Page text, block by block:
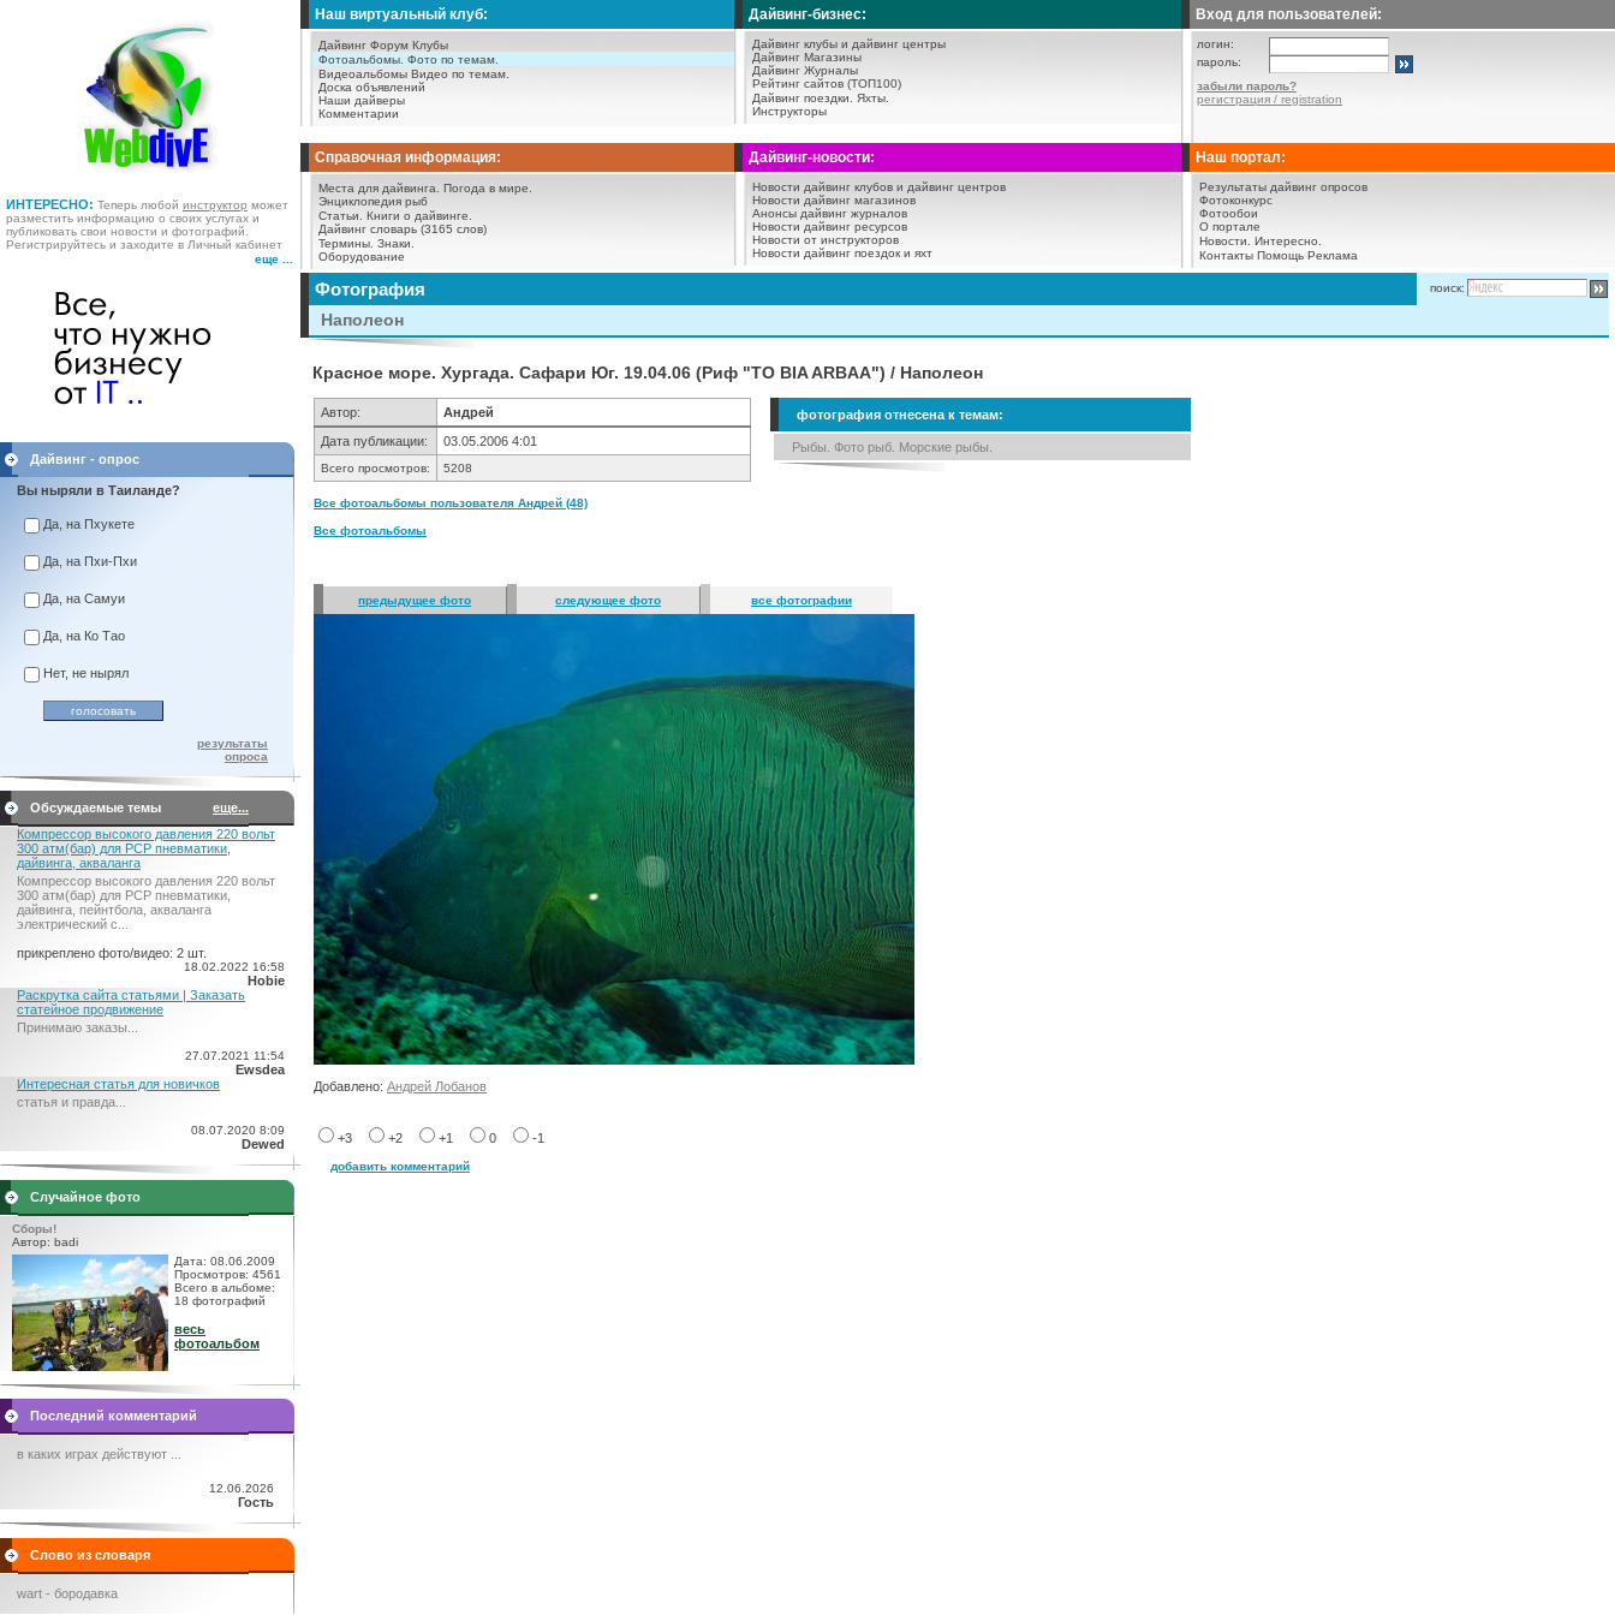
ИНТЕРЕСНО: Теперь любой инструктор может
разместить информацию о своих услугах и
публиковать свои новости и фотографий.
Регистрируйтесь и заходите в Личный кабинет
еще ...
Наш виртуальный клуб:
Дайвинг Форум Клубы
Фотоальбомы. Фото по темам.
Видеоальбомы Видео по темам.
Доска объявлений
Наши дайверы
Комментарии
Дайвинг-бизнес:
Дайвинг клубы и дайвинг центры
Дайвинг Магазины
Дайвинг Журналы
Рейтинг сайтов (ТОП100)
Дайвинг поездки.
Яхты.
Инструкторы
Вход для пользователей:
логин:
пароль:
забыли пароль?
регистрация / registration
Справочная информация:
Места для дайвинга.
Погода в мире.
Энциклопедия рыб
Статьи.
Книги о дайвинге.
Дайвинг словарь (3165 слов)
Термины. Знаки.
Оборудование
Дайвинг-новости:
Новости дайвинг клубов и дайвинг центров
Новости дайвинг магазинов
Анонсы дайвинг журналов
Новости дайвинг ресурсов
Новости от инструкторов
Новости дайвинг поездок и яхт
Наш портал:
Результаты дайвинг опросов
Фотоконкурс
Фотообои
О портале
Новости.
Интересно.
Контакты Помощь Реклама
Дайвинг - опрос
Вы ныряли в Таиланде?
Да, на Пхукете
Да, на Пхи-Пхи
Да, на Самуи
Да, на Ко Тао
Нет, не нырял
результаты
опроса
Обсуждаемые темы
еще...
Компрессор высокого давления 220 вольт
300 атм(бар) для PCP пневматики,
дайвинга, акваланга
Компрессор высокого давления 220 вольт
300 атм(бар) для PCP пневматики,
дайвинга, пейнтбола, акваланга
электрический c...
прикреплено фото/видео: 2 шт.
18.02.2022 16:58
Hobie
Раскрутка сайта статьями | Заказать
статейное продвижение
Принимаю заказы...
27.07.2021 11:54
Ewsdea
Интересная статья для новичков
статья и правда...
08.07.2020 8:09
Dewed
Случайное фото
Сборы!
Автор: badi
Дата: 08.06.2009
Просмотров: 4561
Всего в альбоме:
18 фотографий
весь
фотоальбом
Последний комментарий
в каких играх действуют ...
12.06.2026
Гость
Слово из словаря
wart - бородавка
Фотография поиск:
Наполеон
Красное море. Хургада. Сафари Юг. 19.04.06 (Риф "TO BIA ARBAA") / Наполеон
Автор:
Андрей
Дата публикации:
03.05.2006 4:01
Всего просмотров: 5208
Все фотоальбомы пользователя Андрей (48)
Все фотоальбомы
фотография отнесена к темам:
Рыбы. Фото рыб. Морские рыбы.
предыдущее фото следующее фото все фотографии
Добавлено: Андрей Лобанов
+3 +2 +1 0 -1
добавить комментарий